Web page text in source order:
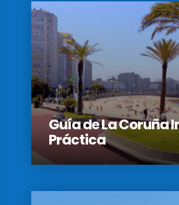
Guía de La Coruña
Práctica